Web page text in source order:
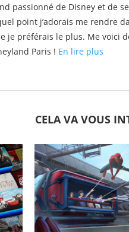
passionné de Disney et de
point j’adorais me rendre
je préférais le plus. Me voici
Paris ! En lire plus
CELA VA VOUS